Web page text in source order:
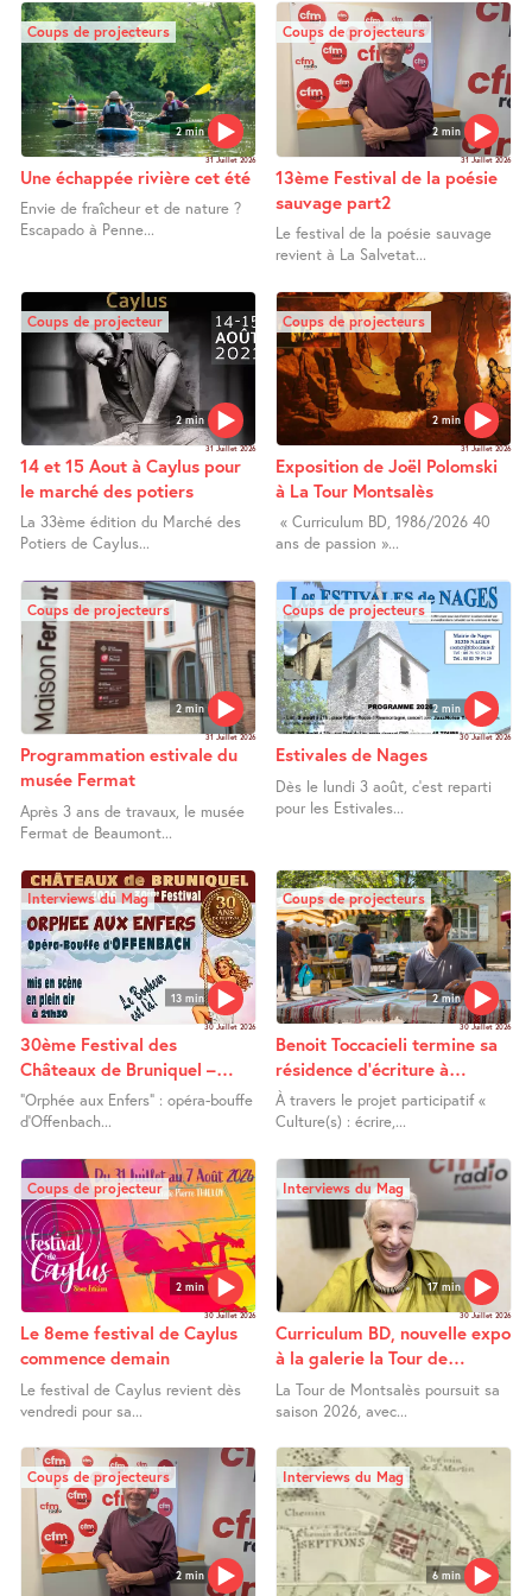
2 min
Coups de projecteurs
31 Juillet 2026
Une échappée rivière cet été
Envie de fraîcheur et de nature ?
Escapado à Penne...
2 min
Coups de projecteurs
31 Juillet 2026
13ème Festival de la poésie
sauvage part2
Le festival de la poésie sauvage
revient à La Salvetat...
2 min
Coups de projecteur
31 Juillet 2026
14 et 15 Aout à Caylus pour
le marché des potiers
La 33ème édition du Marché des
Potiers de Caylus...
2 min
Coups de projecteurs
31 Juillet 2026
Exposition de Joël Polomski
à La Tour Montsalès
« Curriculum BD, 1986/2026 40
ans de passion »...
2 min
Coups de projecteurs
31 Juillet 2026
Programmation estivale du
musée Fermat
Après 3 ans de travaux, le musée
Fermat de Beaumont...
2 min
Coups de projecteurs
30 Juillet 2026
Estivales de Nages
Dès le lundi 3 août, c’est reparti
pour les Estivales...
13 min
Interviews du Mag
30 Juillet 2026
30ème Festival des
Châteaux de Bruniquel –
Orphée aux Enfers
"Orphée aux Enfers" : opéra-bouffe
d’Offenbach...
2 min
Coups de projecteurs
30 Juillet 2026
Benoit Toccacieli termine sa
résidence d’écriture à
Lafrançaise
À travers le projet participatif «
Culture(s) : écrire,...
2 min
Coups de projecteur
30 Juillet 2026
Le 8eme festival de Caylus
commence demain
Le festival de Caylus revient dès
vendredi pour sa...
17 min
Interviews du Mag
30 Juillet 2026
Curriculum BD, nouvelle expo
à la galerie la Tour de
Montsalès
La Tour de Montsalès poursuit sa
saison 2026, avec...
2 min
Coups de projecteurs
6 min
Interviews du Mag